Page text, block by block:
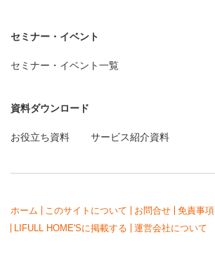
セミナー・イベント
セミナー・イベント一覧
資料ダウンロード
お役立ち資料 サービス紹介資料
ホーム このサイトについて お問合せ 免責事項
LIFULL HOME'Sに掲載する
運営会社について